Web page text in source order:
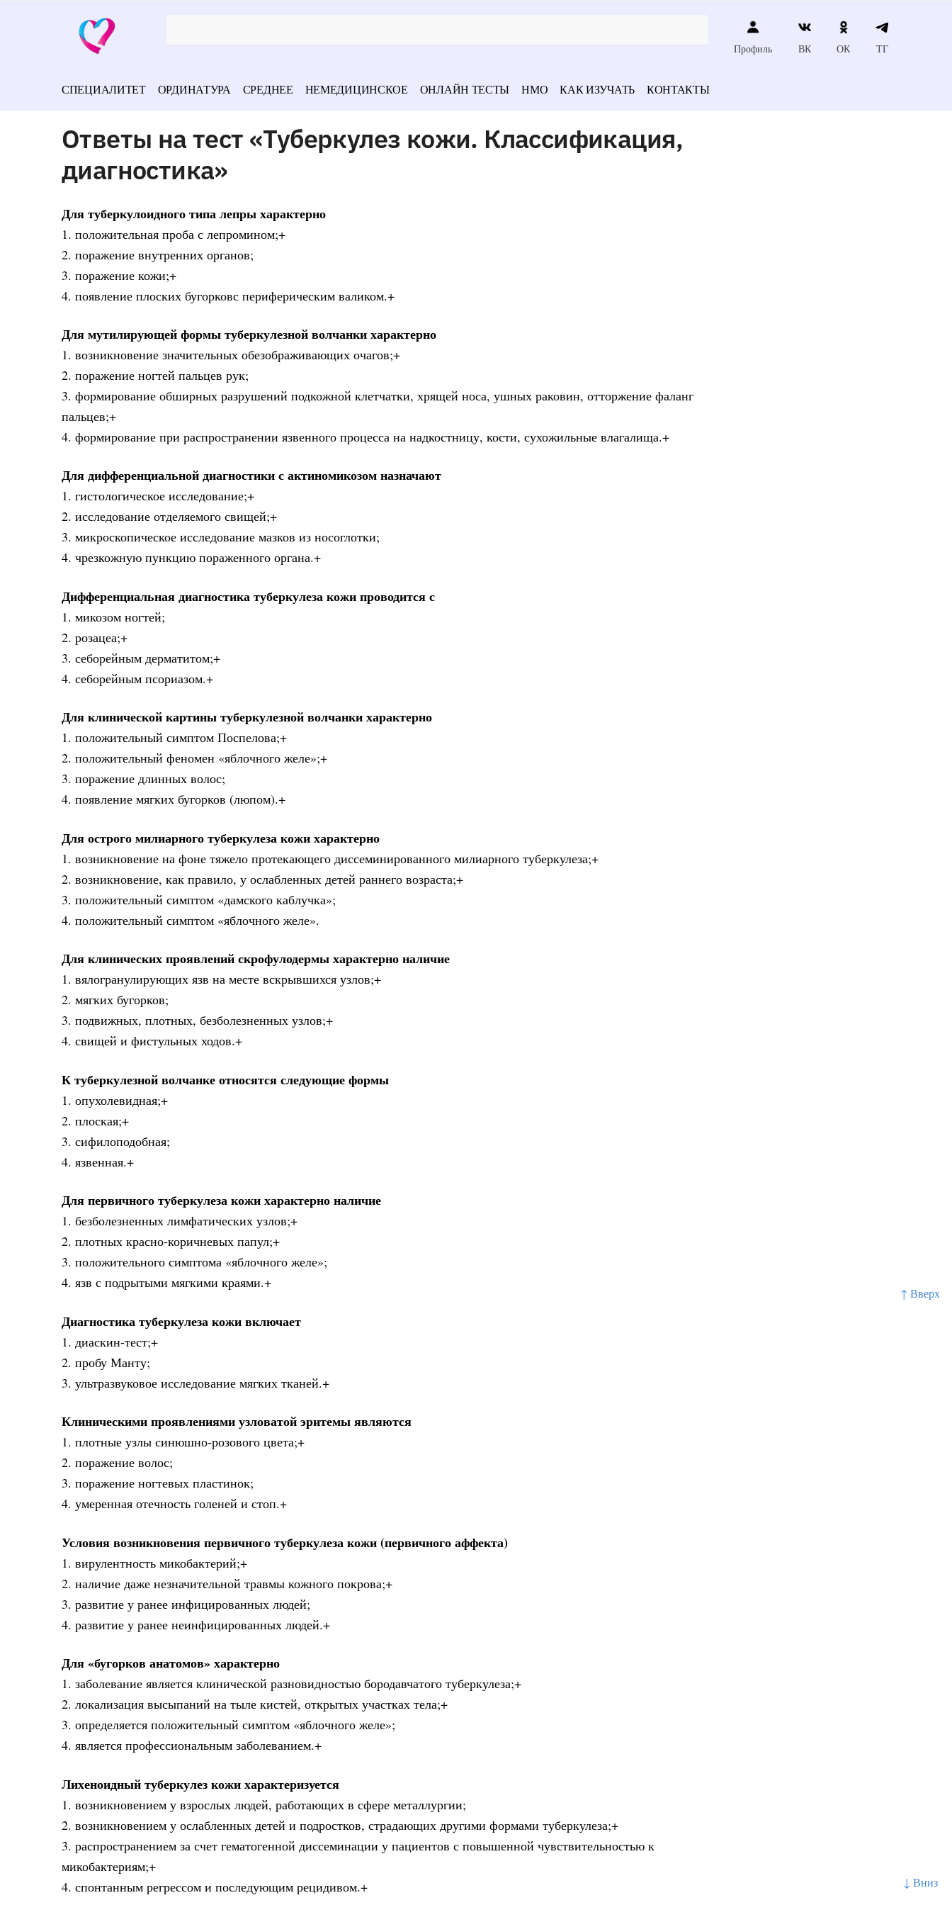
↑ Вверх
↓ Вниз
Профиль ВК ОК ТГ
СПЕЦИАЛИТЕТ ОРДИНАТУРА СРЕДНЕЕ НЕМЕДИЦИНСКОЕ ОНЛАЙН ТЕСТЫ НМО КАК ИЗУЧАТЬ КОНТАКТЫ
Ответы на тест «Туберкулез кожи. Классификация,
диагностика»
Для туберкулоидного типа лепры характерно
1. положительная проба с лепромином;+
2. поражение внутренних органов;
3. поражение кожи;+
4. появление плоских бугорковс периферическим валиком.+
Для мутилирующей формы туберкулезной волчанки характерно
1. возникновение значительных обезображивающих очагов;+
2. поражение ногтей пальцев рук;
3. формирование обширных разрушений подкожной клетчатки, хрящей носа, ушных раковин, отторжение фаланг
пальцев;+
4. формирование при распространении язвенного процесса на надкостницу, кости, сухожильные влагалища.+
Для дифференциальной диагностики с актиномикозом назначают
1. гистологическое исследование;+
2. исследование отделяемого свищей;+
3. микроскопическое исследование мазков из носоглотки;
4. чрезкожную пункцию пораженного органа.+
Дифференциальная диагностика туберкулеза кожи проводится с
1. микозом ногтей;
2. розацеа;+
3. себорейным дерматитом;+
4. себорейным псориазом.+
Для клинической картины туберкулезной волчанки характерно
1. положительный симптом Поспелова;+
2. положительный феномен «яблочного желе»;+
3. поражение длинных волос;
4. появление мягких бугорков (люпом).+
Для острого милиарного туберкулеза кожи характерно
1. возникновение на фоне тяжело протекающего диссеминированного милиарного туберкулеза;+
2. возникновение, как правило, у ослабленных детей раннего возраста;+
3. положительный симптом «дамского каблучка»;
4. положительный симптом «яблочного желе».
Для клинических проявлений скрофулодермы характерно наличие
1. вялогранулирующих язв на месте вскрывшихся узлов;+
2. мягких бугорков;
3. подвижных, плотных, безболезненных узлов;+
4. свищей и фистульных ходов.+
К туберкулезной волчанке относятся следующие формы
1. опухолевидная;+
2. плоская;+
3. сифилоподобная;
4. язвенная.+
Для первичного туберкулеза кожи характерно наличие
1. безболезненных лимфатических узлов;+
2. плотных красно-коричневых папул;+
3. положительного симптома «яблочного желе»;
4. язв с подрытыми мягкими краями.+
Диагностика туберкулеза кожи включает
1. диаскин-тест;+
2. пробу Манту;
3. ультразвуковое исследование мягких тканей.+
Клиническими проявлениями узловатой эритемы являются
1. плотные узлы синюшно-розового цвета;+
2. поражение волос;
3. поражение ногтевых пластинок;
4. умеренная отечность голеней и стоп.+
Условия возникновения первичного туберкулеза кожи (первичного аффекта)
1. вирулентность микобактерий;+
2. наличие даже незначительной травмы кожного покрова;+
3. развитие у ранее инфицированных людей;
4. развитие у ранее неинфицированных людей.+
Для «бугорков анатомов» характерно
1. заболевание является клинической разновидностью бородавчатого туберкулеза;+
2. локализация высыпаний на тыле кистей, открытых участках тела;+
3. определяется положительный симптом «яблочного желе»;
4. является профессиональным заболеванием.+
Лихеноидный туберкулез кожи характеризуется
1. возникновением у взрослых людей, работающих в сфере металлургии;
2. возникновением у ослабленных детей и подростков, страдающих другими формами туберкулеза;+
3. распространением за счет гематогенной диссеминации у пациентов с повышенной чувствительностью к
микобактериям;+
4. спонтанным регрессом и последующим рецидивом.+